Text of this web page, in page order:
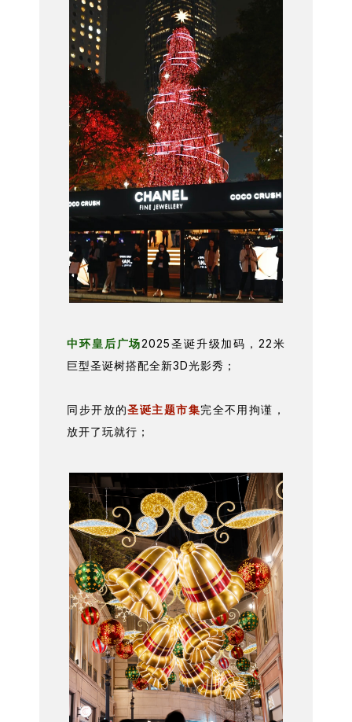
中环皇后广场2025圣诞升级加码，22米
巨型圣诞树搭配全新3D光影秀；
同步开放的圣诞主题市集完全不用拘谨，
放开了玩就行；